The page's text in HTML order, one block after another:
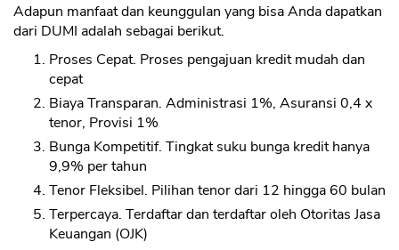
Adapun manfaat dan keunggulan yang bisa Anda dapatkan
dari DUMI adalah sebagai berikut.
Proses Cepat. Proses pengajuan kredit mudah dan
cepat
Biaya Transparan. Administrasi 1%, Asuransi 0,4 x
tenor, Provisi 1%
Bunga Kompetitif. Tingkat suku bunga kredit hanya
9,9% per tahun
Tenor Fleksibel. Pilihan tenor dari 12 hingga 60 bulan
Terpercaya. Terdaftar dan terdaftar oleh Otoritas Jasa
Keuangan (OJK)